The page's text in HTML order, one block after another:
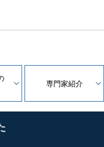
専門家紹介